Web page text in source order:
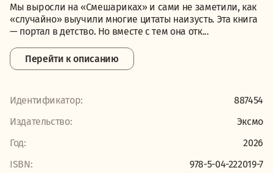
Мы выросли на «Смешариках» и сами не заметили, как
«случайно» выучили многие цитаты наизусть. Эта книга
— портал в детство. Но вместе с тем она отк...
Перейти к описанию
Идентификатор:
887454
Издательство:
Эксмо
Год:
2026
ISBN:
978-5-04-222019-7